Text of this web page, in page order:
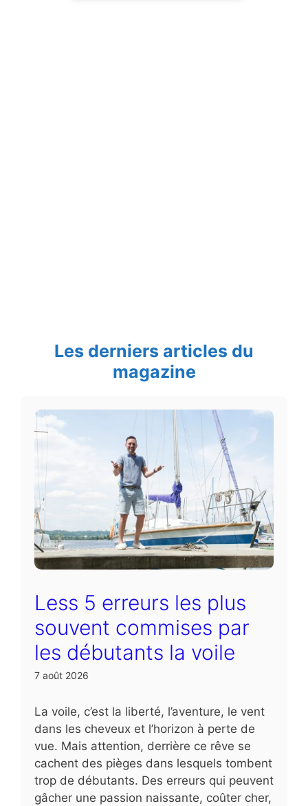
Les derniers articles du
magazine
Less 5 erreurs les plus
souvent commises par
les débutants la voile
7 août 2026
La voile, c’est la liberté, l’aventure, le vent
dans les cheveux et l’horizon à perte de
vue. Mais attention, derrière ce rêve se
cachent des pièges dans lesquels tombent
trop de débutants. Des erreurs qui peuvent
gâcher une passion naissante, coûter cher,